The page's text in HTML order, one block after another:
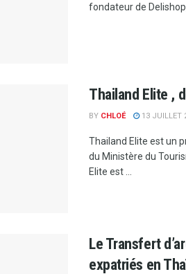
fondateur de
Thailand Elite ,
BY CHLOÉ 13 JUILLET
Thailand Elite est un
du Ministère du
Elite est ...
Le Transfert
expatriés en